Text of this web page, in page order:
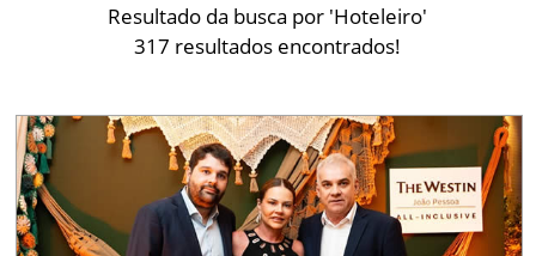
GASTRONOMIA
VITRINE
TURISMO SA TV
TESTADO E APROVADO
ÚLTIMAS NOTÍCIAS
Resultado da busca por 'Hoteleiro'
317 resultados encontrados!